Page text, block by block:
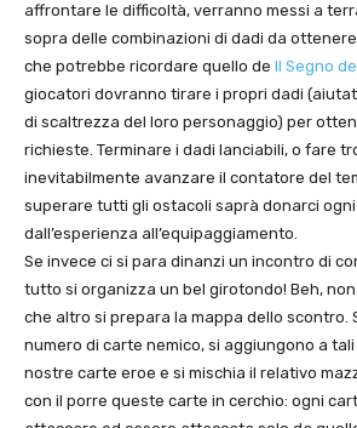
affrontare le difficoltà, verranno messi a
sopra delle combinazioni di dadi da
che potrebbe ricordare quello de Il Segno
giocatori dovranno tirare i propri dadi
di scaltrezza del loro personaggio) per
richieste. Terminare i dadi lanciabili, o fare
inevitabilmente avanzare il contatore del
superare tutti gli ostacoli saprà donarci
dall’esperienza all’equipaggiamento.
Se invece ci si para dinanzi un incontro di
tutto si organizza un bel girotondo! Beh,
che altro si prepara la mappa dello scontro.
numero di carte nemico, si aggiungono a
nostre carte eroe e si mischia il relativo
con il porre queste carte in cerchio: ogni